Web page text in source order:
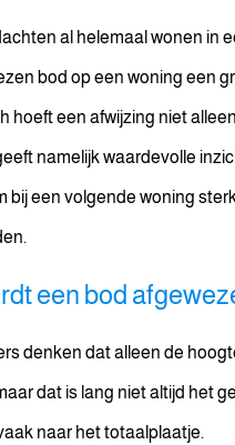
al helemaal wonen in
bod op een woning een
hoeft een afwijzing niet
namelijk waardevolle
bij een volgende woning
een bod
denken dat alleen de
dat is lang niet altijd het
naar het totaalplaatje.